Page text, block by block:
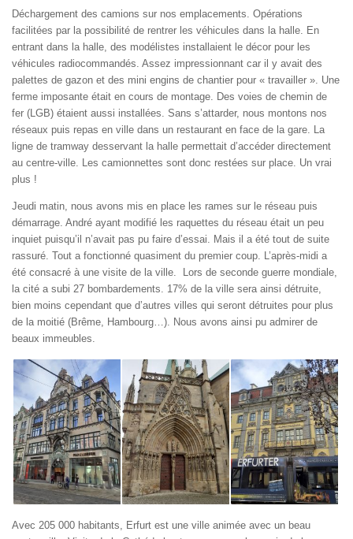
Déchargement des camions sur nos emplacements. Opérations
facilitées par la possibilité de rentrer les véhicules dans la halle. En
entrant dans la halle, des modélistes installaient le décor pour les
véhicules radiocommandés. Assez impressionnant car il y avait des
palettes de gazon et des mini engins de chantier pour « travailler ». Une
ferme imposante était en cours de montage. Des voies de chemin de
fer (LGB) étaient aussi installées. Sans s’attarder, nous montons nos
réseaux puis repas en ville dans un restaurant en face de la gare. La
ligne de tramway desservant la halle permettait d’accéder directement
au centre-ville. Les camionnettes sont donc restées sur place. Un vrai
plus !
Jeudi matin, nous avons mis en place les rames sur le réseau puis
démarrage. André ayant modifié les raquettes du réseau était un peu
inquiet puisqu’il n’avait pas pu faire d’essai. Mais il a été tout de suite
rassuré. Tout a fonctionné quasiment du premier coup. L’après-midi a
été consacré à une visite de la ville. Lors de seconde guerre mondiale,
la cité a subi 27 bombardements. 17% de la ville sera ainsi détruite,
bien moins cependant que d’autres villes qui seront détruites pour plus
de la moitié (Brême, Hambourg…). Nous avons ainsi pu admirer de
beaux immeubles.
Avec 205 000 habitants, Erfurt est une ville animée avec un beau